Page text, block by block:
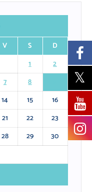
V S
D
1
2
7 8
14 15
16
21 22
23
28 29
30